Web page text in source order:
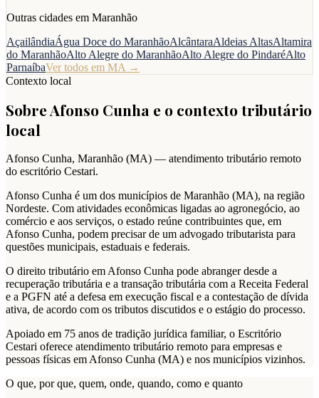
Outras cidades em Maranhão
AçailândiaÁgua Doce do MaranhãoAlcântaraAldeias AltasAltamira
do MaranhãoAlto Alegre do MaranhãoAlto Alegre do PindaréAlto
ParnaíbaVer todos em MA →
Contexto local
SobreAfonso Cunha e o contexto tributário
local
Afonso Cunha, Maranhão (MA) — atendimento tributário remoto
do escritório Cestari.
Afonso Cunha é um dos municípios de Maranhão (MA), na região
Nordeste. Com atividades econômicas ligadas ao agronegócio, ao
comércio e aos serviços, o estado reúne contribuintes que, em
Afonso Cunha, podem precisar de um advogado tributarista para
questões municipais, estaduais e federais.
O direito tributário em Afonso Cunha pode abranger desde a
recuperação tributária e a transação tributária com a Receita Federal
e a PGFN até a defesa em execução fiscal e a contestação de dívida
ativa, de acordo com os tributos discutidos e o estágio do processo.
Apoiado em 75 anos de tradição jurídica familiar, o Escritório
Cestari oferece atendimento tributário remoto para empresas e
pessoas físicas em Afonso Cunha (MA) e nos municípios vizinhos.
O que, por que, quem, onde, quando, como e quanto